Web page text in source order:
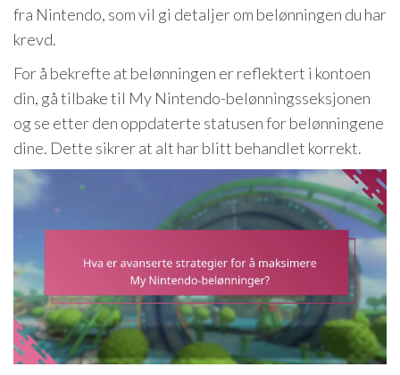
fra Nintendo, som vil gi detaljer om belønningen du har
krevd.
For å bekrefte at belønningen er reflektert i kontoen
din, gå tilbake til My Nintendo-belønningsseksjonen
og se etter den oppdaterte statusen for belønningene
dine. Dette sikrer at alt har blitt behandlet korrekt.